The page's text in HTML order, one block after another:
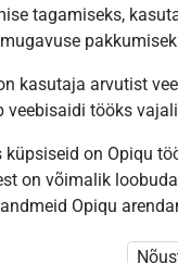
arhiivist.
tagamiseks,
kasutaja arvutist
veebisaidi tööks
küpsiseid on Opiqu
on võimalik
Opiqu